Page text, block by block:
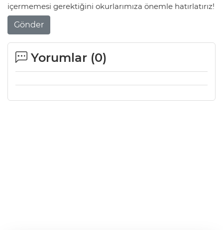
içermemesi gerektiğini okurlarımıza önemle hatırlatırız!
Gönder
Yorumlar (0)